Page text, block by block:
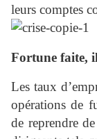
leurs comptes
Fortune faite,
Les taux
opérations de
de reprendre